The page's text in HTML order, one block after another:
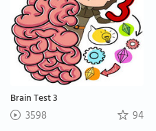
Brain Test 3
3598 94